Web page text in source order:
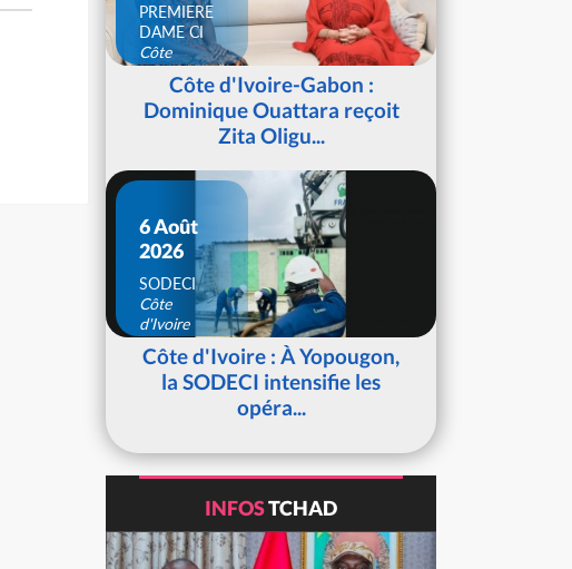
PREMIERE
DAME CI
Côte
d'IvoireCôte d'Ivoire-Gabon :
Dominique Ouattara reçoit
Zita Oligu...
6 Août
2026
SODECI
Côte
d'Ivoire
Côte d'Ivoire : À Yopougon,
la SODECI intensifie les
opéra...
INFOSTCHAD